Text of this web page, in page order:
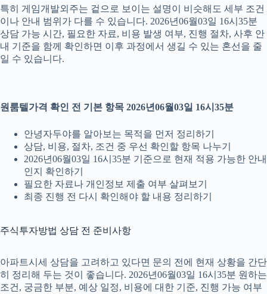
특히 게임개발외주는 겉으로 보이는 설명이 비슷해도 세부 조건
이나 안내 범위가 다를 수 있습니다. 2026년06월03일 16시35분
상담 가능 시간, 필요한 자료, 비용 발생 여부, 진행 절차, 사후 안
내 기준을 함께 확인하면 이후 과정에서 생길 수 있는 혼선을 줄
일 수 있습니다.
원룸텔가격 확인 전 기본 항목 2026년06월03일 16시35분
안녕자두야를 알아보는 목적을 먼저 정리하기
상담, 비용, 절차, 조건 중 우선 확인할 항목 나누기
2026년06월03일 16시35분 기준으로 현재 적용 가능한 안내
인지 확인하기
필요한 자료나 개인정보 제출 여부 살펴보기
최종 진행 전 다시 확인해야 할 내용 정리하기
주식투자방법 상담 전 준비사항
아파트시세 상담을 고려하고 있다면 문의 전에 현재 상황을 간단
히 정리해 두는 것이 좋습니다. 2026년06월03일 16시35분 원하는
조건, 궁금한 부분, 예상 일정, 비용에 대한 기준, 진행 가능 여부